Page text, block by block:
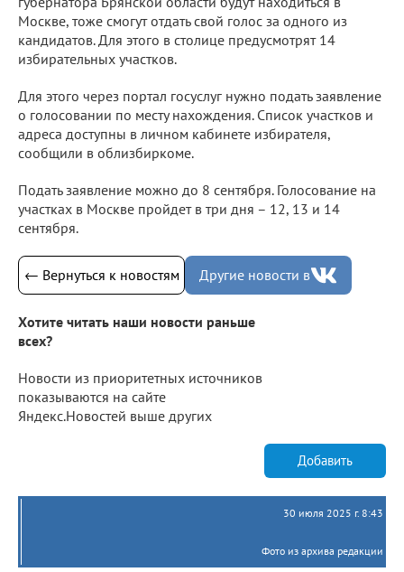
Москве, тоже смогут отдать свой голос за одного из
кандидатов. Для этого в столице предусмотрят 14
избирательных участков.
Для этого через портал госуслуг нужно подать заявление
о голосовании по месту нахождения. Список участков и
адреса доступны в личном кабинете избирателя,
сообщили в облизбиркоме.
Подать заявление можно до 8 сентября. Голосование на
участках в Москве пройдет в три дня – 12, 13 и 14
сентября.
← Вернуться к новостям Другие новости в
Хотите читать наши новости раньше
всех?
Новости из приоритетных источников
показываются на сайте
Яндекс.Новостей выше других
Добавить
30 июля 2025 г. 8:43
Фото из архива редакции